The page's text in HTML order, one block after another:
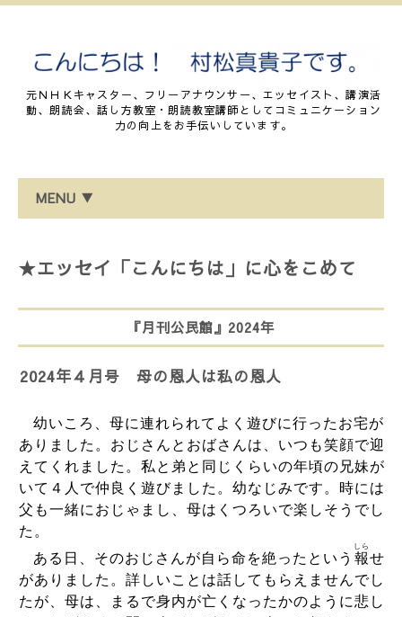
元ＮＨＫキャスター、フリーアナウンサー、エッセイスト、講演活
動、朗読会、話し方教室・朗読教室講師としてコミュニケーション
力の向上をお手伝いしています。
MENU ▼
★エッセイ「こんにちは」に心をこめて
『月刊公民館』2024年
2024年４月号 母の恩人は私の恩人
幼いころ、母に連れられてよく遊びに行ったお宅が
ありました。おじさんとおばさんは、いつも笑顔で迎
えてくれました。私と弟と同じくらいの年頃の兄妹が
いて４人で仲良く遊びました。幼なじみです。時には
父も一緒におじゃまし、母はくつろいで楽しそうでし
た。
ある日、そのおじさんが自ら命を絶ったという 報
しら
せ
がありました。詳しいことは話してもらえませんでし
たが、母は、まるで身内が亡くなったかのように悲し